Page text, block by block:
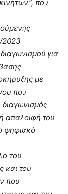
που
2023
για
με
που
απαλοιφή του
ψηφιακό
του
και του
που